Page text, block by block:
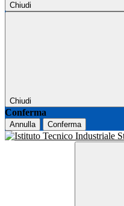
Chiudi
Chiudi
Conferma
Annulla Conferma